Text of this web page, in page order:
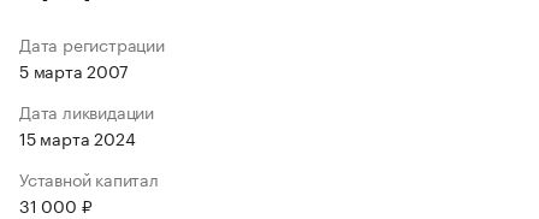
Дата регистрации
5 марта 2007
Дата ликвидации
15 марта 2024
Уставной капитал
31 000 ₽